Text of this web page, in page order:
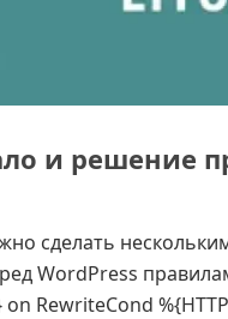
и решение
сделать
WordPress
RewriteCond